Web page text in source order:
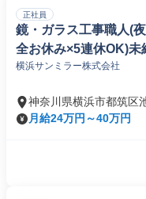
正社員
鏡・ガラス工事職人(
全お休み×5連休OK)未
す/賞与連続支給
横浜サンミラー株式会社
神奈川県横浜市都筑区
月給24万円～40万円